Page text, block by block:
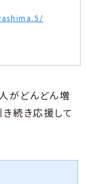
がどんどん増
き続き応援して